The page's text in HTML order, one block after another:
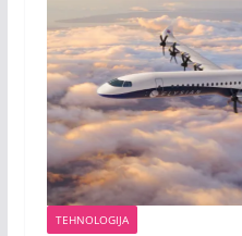
TEHNOLOGIJA